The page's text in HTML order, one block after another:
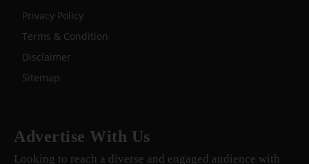
Privacy Policy
Terms & Condition
Disclaimer
Sitemap
Advertise With Us
Looking to reach a diverse and engaged audience with